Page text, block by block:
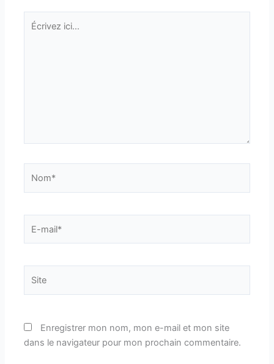
Écrivez
mail*
Enregistrer mon nom, mon e-mail et mon site
dans le navigateur pour mon prochain commentaire.